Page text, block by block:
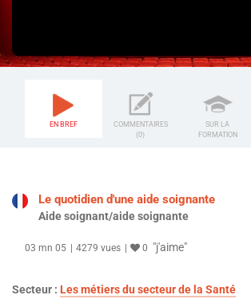
EN BREF
COMMENTAIRES
(0)
SUR LA
FORMATION
Le quotidien d'une aide soignante
Aide soignant/aide soignante
03 mn 05 4279 vues 0 "j'aime"
Secteur : Les métiers du secteur de la Santé